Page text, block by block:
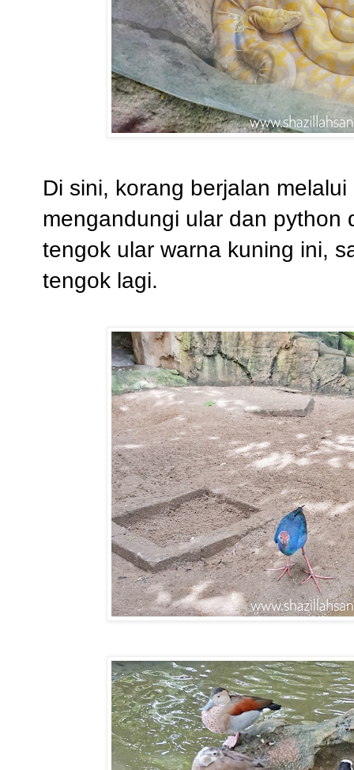
Di sini, korang berjalan
mengandungi ular dan python
tengok ular warna kuning ini,
tengok lagi.